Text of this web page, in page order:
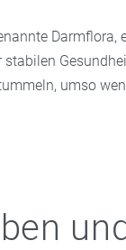
Darmflora,
umso